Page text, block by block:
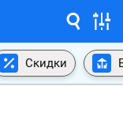
Скидки